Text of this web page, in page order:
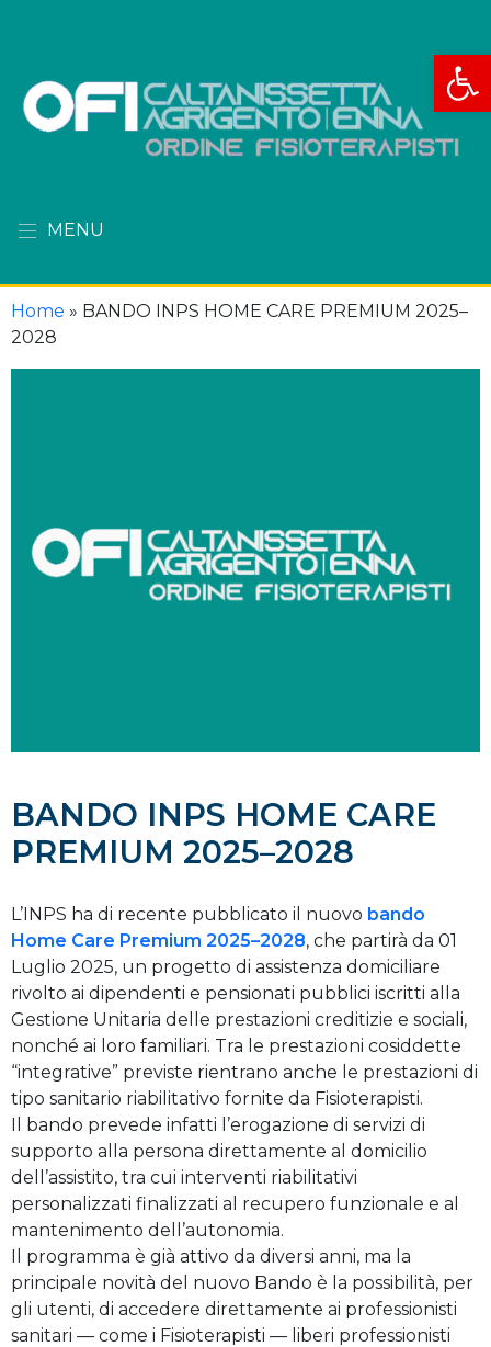
Apri
MENU
Home » BANDO INPS HOME CARE PREMIUM 2025–
2028
BANDO INPS HOME CARE
PREMIUM 2025–2028
L’INPS ha di recente pubblicato il nuovo bando
Home Care Premium 2025–2028, che partirà da 01
Luglio 2025, un progetto di assistenza domiciliare
rivolto ai dipendenti e pensionati pubblici iscritti alla
Gestione Unitaria delle prestazioni creditizie e sociali,
nonché ai loro familiari. Tra le prestazioni cosiddette
“integrative” previste rientrano anche le prestazioni di
tipo sanitario riabilitativo fornite da Fisioterapisti.
Il bando prevede infatti l’erogazione di servizi di
supporto alla persona direttamente al domicilio
dell’assistito, tra cui interventi riabilitativi
personalizzati finalizzati al recupero funzionale e al
mantenimento dell’autonomia.
Il programma è già attivo da diversi anni, ma la
principale novità del nuovo Bando è la possibilità, per
gli utenti, di accedere direttamente ai professionisti
sanitari — come i Fisioterapisti — liberi professionisti